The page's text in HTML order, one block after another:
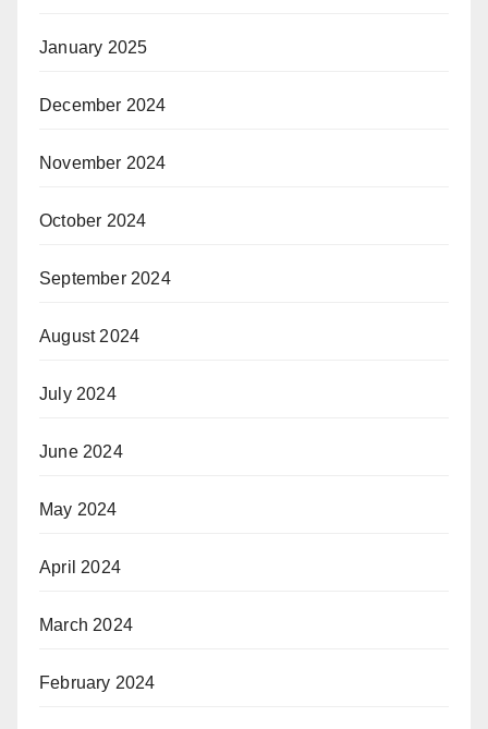
January 2025
December 2024
November 2024
October 2024
September 2024
August 2024
July 2024
June 2024
May 2024
April 2024
March 2024
February 2024